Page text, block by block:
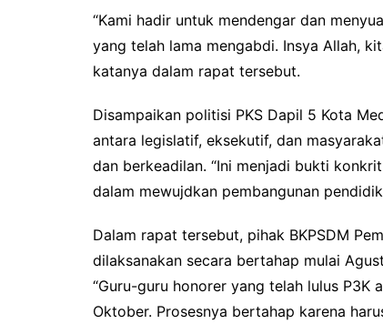
“Kami hadir untuk mendengar dan
yang telah lama mengabdi. Insya Allah,
katanya dalam rapat tersebut.
Disampaikan politisi PKS Dapil 5 Kota
antara legislatif, eksekutif, dan
dan berkeadilan. “Ini menjadi bukti
dalam mewujdkan pembangunan
Dalam rapat tersebut, pihak BKPSDM
dilaksanakan secara bertahap mulai
“Guru-guru honorer yang telah lulus P3K
Oktober. Prosesnya bertahap karena